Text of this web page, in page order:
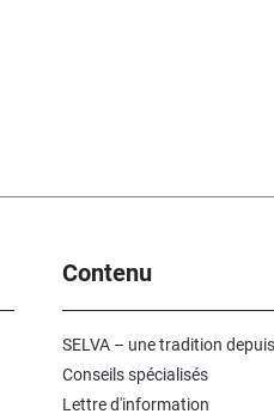
Contenu
SELVA – une tradition
Conseils spécialisés
Lettre d'information